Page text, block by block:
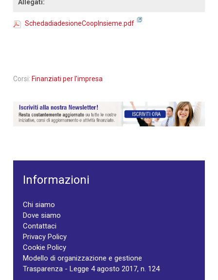
Allegati:
SchedadiadesioneCoopInsieme.pdf
Corsi: Finanziati per l'impresa
Informazioni
Chi siamo
Dove siamo
Contattaci
Privacy Policy
Cookie Policy
Modello di organizzazione e gestione
Trasparenza - Legge 4 agosto 2017, n. 124